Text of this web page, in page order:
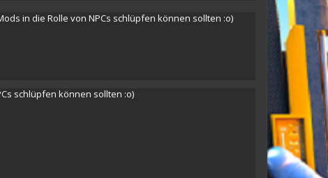
in die Rolle von NPCs schlüpfen können sollten :o)
schlüpfen können sollten :o)